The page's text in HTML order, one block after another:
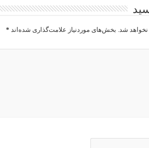
شد. بخش‌های موردنیاز علامت‌گذاری شده‌اند *